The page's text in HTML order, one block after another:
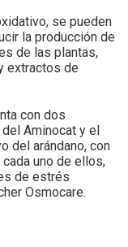
se pueden
la producción de
de las plantas,
extractos de
con dos
Aminocat y el
del arándano, con
uno de ellos,
de estrés
Osmocare.